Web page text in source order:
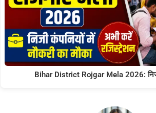
Bihar District Rojgar Mela 2026: